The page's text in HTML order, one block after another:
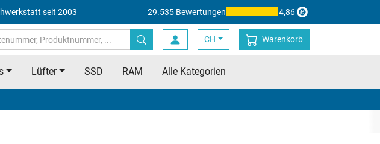
seit 2003 29.535 Bewertungen 4,86
CH Warenkorb
Lüfter SSD RAM Alle Kategorien